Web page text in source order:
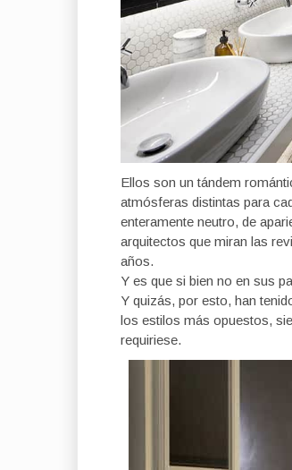
Ellos son un tándem
atmósferas distintas para
enteramente neutro, de
arquitectos que miran las
años.
Y es que si bien no en sus
Y quizás, por esto, han
los estilos más opuestos,
requiriese.